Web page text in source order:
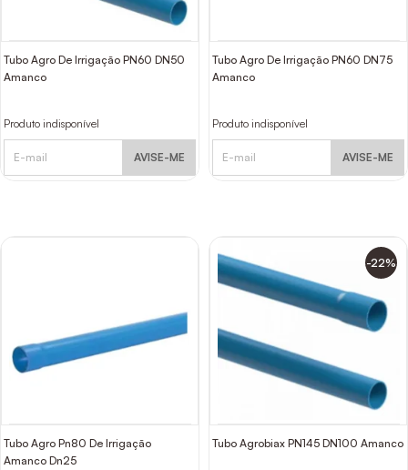
Tubo Agro De Irrigação PN60 DN50
Amanco
Produto indisponível
AVISE-ME
Tubo Agro De Irrigação PN60 DN75
Amanco
Produto indisponível
AVISE-ME
Tubo Agro Pn80 De Irrigação
Amanco Dn25
-22%
Tubo Agrobiax PN145 DN100 Amanco